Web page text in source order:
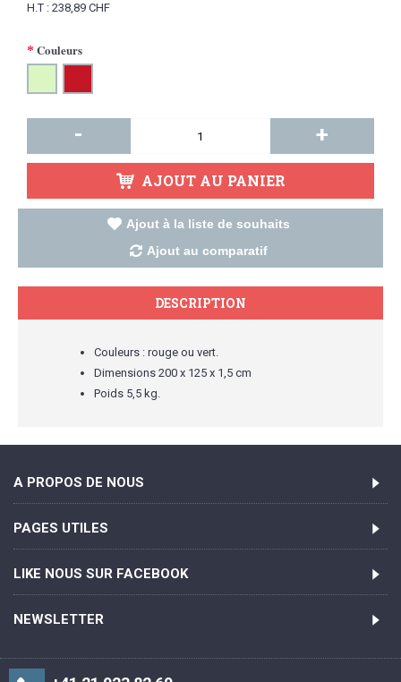
H.T : 238,89 CHF
Couleurs
- +
AJOUT AU PANIER
Ajout à la liste de souhaits
Ajout au comparatif
DESCRIPTION
Couleurs : rouge ou vert.
Dimensions 200 x 125 x 1,5 cm
Poids 5,5 kg.
A PROPOS DE NOUS
PAGES UTILES
LIKE NOUS SUR FACEBOOK
NEWSLETTER